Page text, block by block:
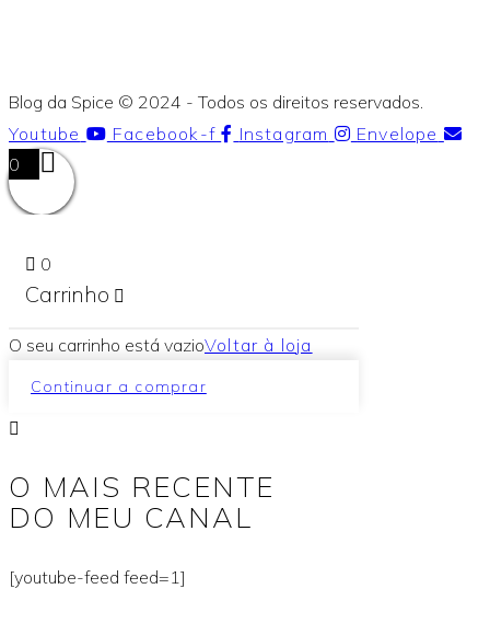
Blog da Spice © 2024 - Todos os direitos reservados.
Youtube
Facebook-f Instagram
Envelope
0
0
Carrinho
O seu carrinho está vazioVoltar à loja
Continuar a comprar
O MAIS RECENTE
DO MEU CANAL
[youtube-feed feed=1]